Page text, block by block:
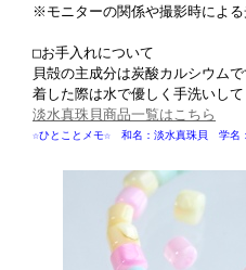
※モニターの関係や撮影時による
□お手入れについて
貝殻の主成分は炭酸カルシウム
着した際は水で優しく手洗いし
淡水真珠貝商品一覧はこちら
☆ひとことメモ☆ 和名：淡水真珠貝 学名：